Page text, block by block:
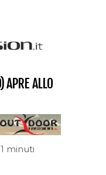
APRE ALLO
minuti